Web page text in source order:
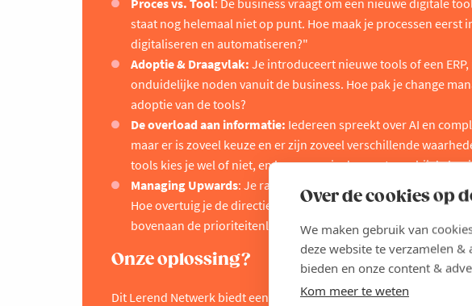
Over de cookies op
We maken gebruik van
deze website te verzamelen
bieden en onze content &
Kom meer te weten
staat nog helemaal niet op punt. Hoe maak je processen eerst
digitaliseren en automatiseren?"
Adoptie & Draagvlak: Je introduceert nieuwe tools of een
onduidelijke noden vanuit de business. Hoe pak je change
adoptie van de tools?
De overload aan informatie: Iedereen spreekt over AI en
maar er is zoveel keuze en er zijn zoveel verschillende
tools kies je wel of niet, en hoe neem je de angst weg bij de
Managing Upwards: Je rapporteert aan een CEO of CFO die IT
Hoe overtuig je de directie van noodzakelijke IT-investeringen
bovenaan de prioriteitenlijst van het management?
Onze oplossing?
Dit Lerend Netwerk biedt een sectoroverschrijdende en niet-